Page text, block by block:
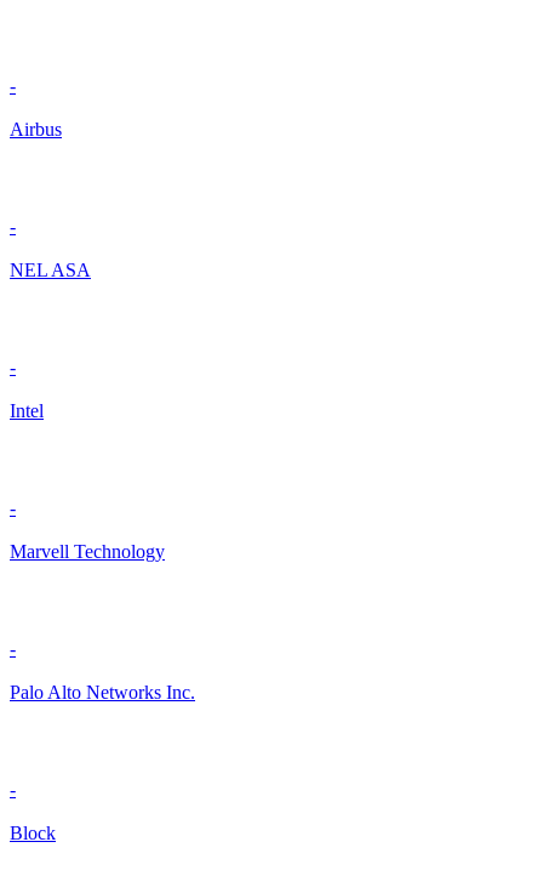
-
Airbus
-
NEL ASA
-
Intel
-
Marvell Technology
-
Palo Alto Networks Inc.
-
Block